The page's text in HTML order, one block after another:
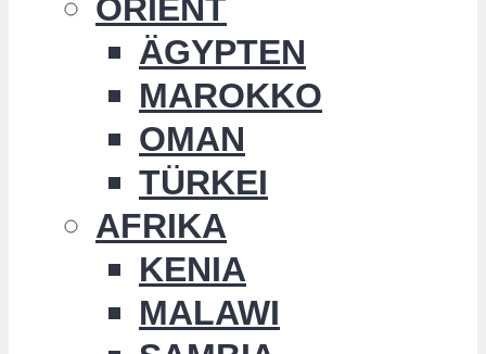
ORIENT
ÄGYPTEN
MAROKKO
OMAN
TÜRKEI
AFRIKA
KENIA
MALAWI